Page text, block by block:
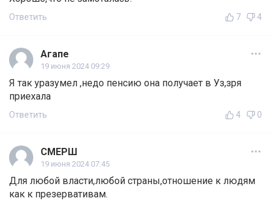
Ответить 7 4
Агапе
19 июня 2024 09:29
Я так уразумел ,недо пенсию она получает в Уз,зря
приехала
Ответить 4 0
СМЕРШ
19 июня 2024 07:45
Для любой власти,любой страны,отношение к людям
как к презервативам.